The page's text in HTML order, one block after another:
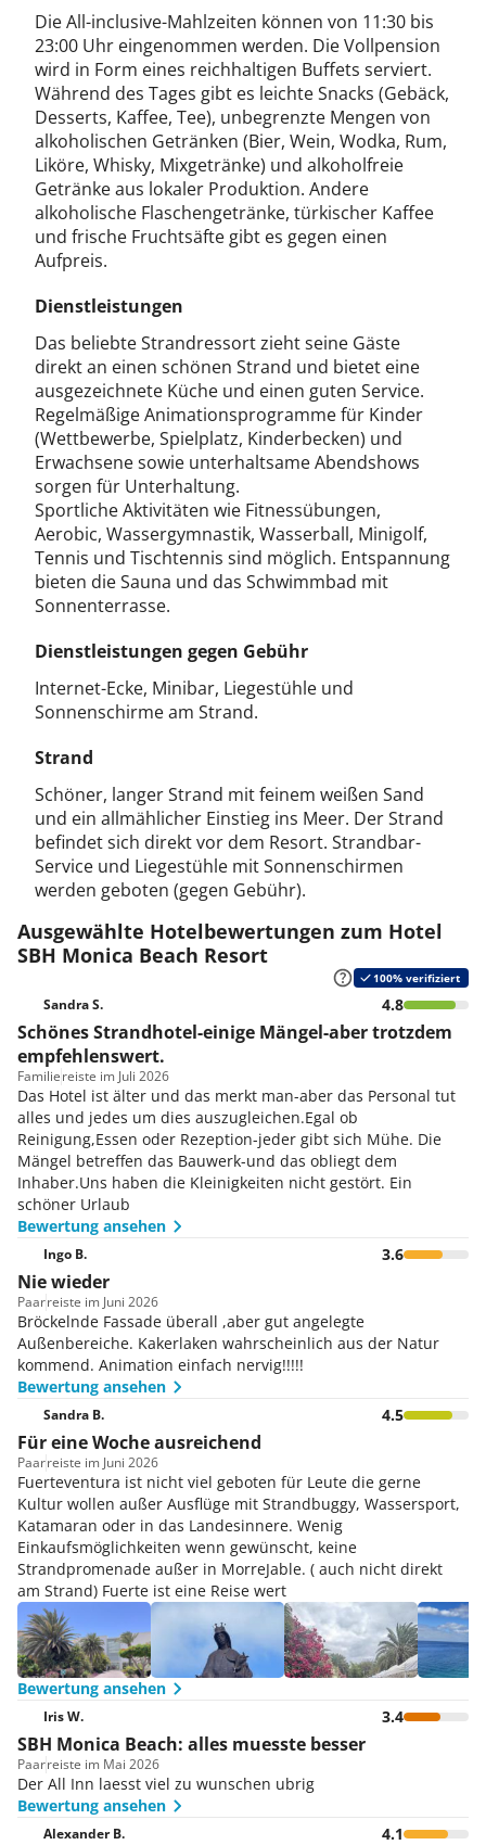
Die All-inclusive-Mahlzeiten können von 11:30 bis
23:00 Uhr eingenommen werden. Die Vollpension
wird in Form eines reichhaltigen Buffets serviert.
Während des Tages gibt es leichte Snacks (Gebäck,
Desserts, Kaffee, Tee), unbegrenzte Mengen von
alkoholischen Getränken (Bier, Wein, Wodka, Rum,
Liköre, Whisky, Mixgetränke) und alkoholfreie
Getränke aus lokaler Produktion. Andere
alkoholische Flaschengetränke, türkischer Kaffee
und frische Fruchtsäfte gibt es gegen einen
Aufpreis.
Dienstleistungen
Das beliebte Strandressort zieht seine Gäste
direkt an einen schönen Strand und bietet eine
ausgezeichnete Küche und einen guten Service.
Regelmäßige Animationsprogramme für Kinder
(Wettbewerbe, Spielplatz, Kinderbecken) und
Erwachsene sowie unterhaltsame Abendshows
sorgen für Unterhaltung.
Sportliche Aktivitäten wie Fitnessübungen,
Aerobic, Wassergymnastik, Wasserball, Minigolf,
Tennis und Tischtennis sind möglich. Entspannung
bieten die Sauna und das Schwimmbad mit
Sonnenterrasse.
Dienstleistungen gegen Gebühr
Internet-Ecke, Minibar, Liegestühle und
Sonnenschirme am Strand.
Strand
Schöner, langer Strand mit feinem weißen Sand
und ein allmählicher Einstieg ins Meer. Der Strand
befindet sich direkt vor dem Resort. Strandbar-
Service und Liegestühle mit Sonnenschirmen
werden geboten (gegen Gebühr).
Ausgewählte Hotelbewertungen zum Hotel
SBH Monica Beach Resort
100% verifiziert
Sandra S. 4.8
Schönes Strandhotel-einige Mängel-aber trotzdem
empfehlenswert.
Familiereiste im Juli 2026
Das Hotel ist älter und das merkt man-aber das Personal tut
alles und jedes um dies auszugleichen.Egal ob
Reinigung,Essen oder Rezeption-jeder gibt sich Mühe. Die
Mängel betreffen das Bauwerk-und das obliegt dem
Inhaber.Uns haben die Kleinigkeiten nicht gestört. Ein
schöner Urlaub
Bewertung ansehen
Ingo B. 3.6
Nie wieder
Paarreiste im Juni 2026
Bröckelnde Fassade überall ,aber gut angelegte
Außenbereiche. Kakerlaken wahrscheinlich aus der Natur
kommend. Animation einfach nervig!!!!!
Bewertung ansehen
Sandra B. 4.5
Für eine Woche ausreichend
Paarreiste im Juni 2026
Fuerteventura ist nicht viel geboten für Leute die gerne
Kultur wollen außer Ausflüge mit Strandbuggy, Wassersport,
Katamaran oder in das Landesinnere. Wenig
Einkaufsmöglichkeiten wenn gewünscht, keine
Strandpromenade außer in MorreJable. ( auch nicht direkt
am Strand) Fuerte ist eine Reise wert
Bewertung ansehen
Iris W. 3.4
SBH Monica Beach: alles muesste besser
Paarreiste im Mai 2026
Der All Inn laesst viel zu wunschen ubrig
Bewertung ansehen
Alexander B. 4.1